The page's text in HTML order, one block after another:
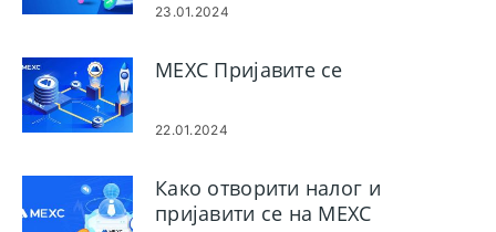
23.01.2024
MEXC Пријавите се
22.01.2024
Како отворити налог и
пријавити се на MEXC